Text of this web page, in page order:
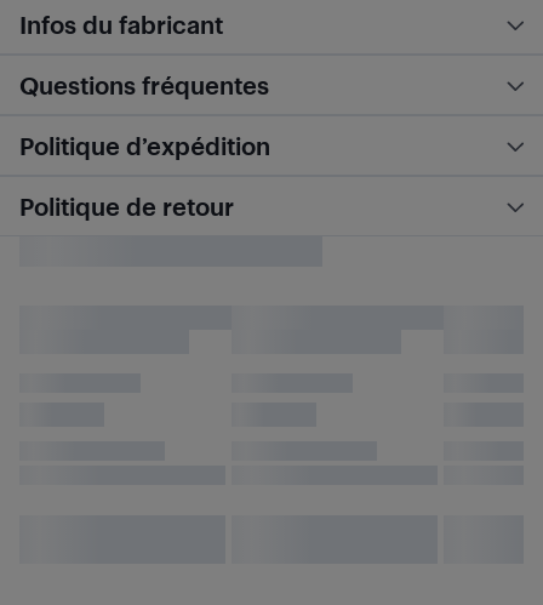
Infos du fabricant
Questions fréquentes
Politique d’expédition
Politique de retour